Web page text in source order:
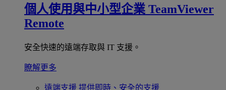
個人使用與中小型企業 TeamViewer
Remote
安全快速的遠端存取與 IT 支援。
瞭解更多
遠端支援 提供即時、安全的支援